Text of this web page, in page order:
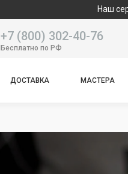
Наш сервисный
+7 (800) 302-40-76
Бесплатно по РФ
ДОСТАВКА МАСТЕРА